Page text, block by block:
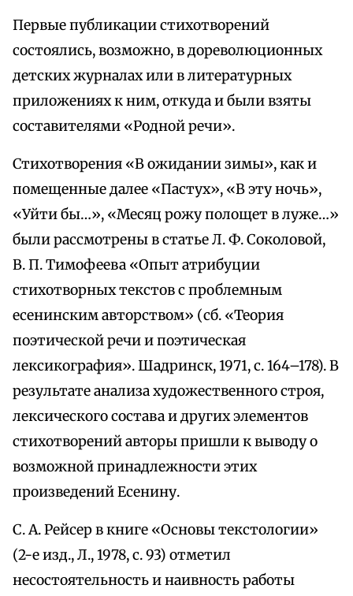
Первые публикации стихотворений
состоялись, возможно, в дореволюционных
детских журналах или в литературных
приложениях к ним, откуда и были взяты
составителями «Родной речи».
Стихотворения «В ожидании зимы», как и
помещенные далее «Пастух», «В эту ночь»,
«Уйти бы…», «Месяц рожу полощет в луже…»
были рассмотрены в статье Л. Ф. Соколовой,
В. П. Тимофеева «Опыт атрибуции
стихотворных текстов с проблемным
есенинским авторством» (сб. «Теория
поэтической речи и поэтическая
лексикография». Шадринск, 1971, с. 164–178). В
результате анализа художественного строя,
лексического состава и других элементов
стихотворений авторы пришли к выводу о
возможной принадлежности этих
произведений Есенину.
С. А. Рейсер в книге «Основы текстологии»
(2-е изд., Л., 1978, с. 93) отметил
несостоятельность и наивность работы